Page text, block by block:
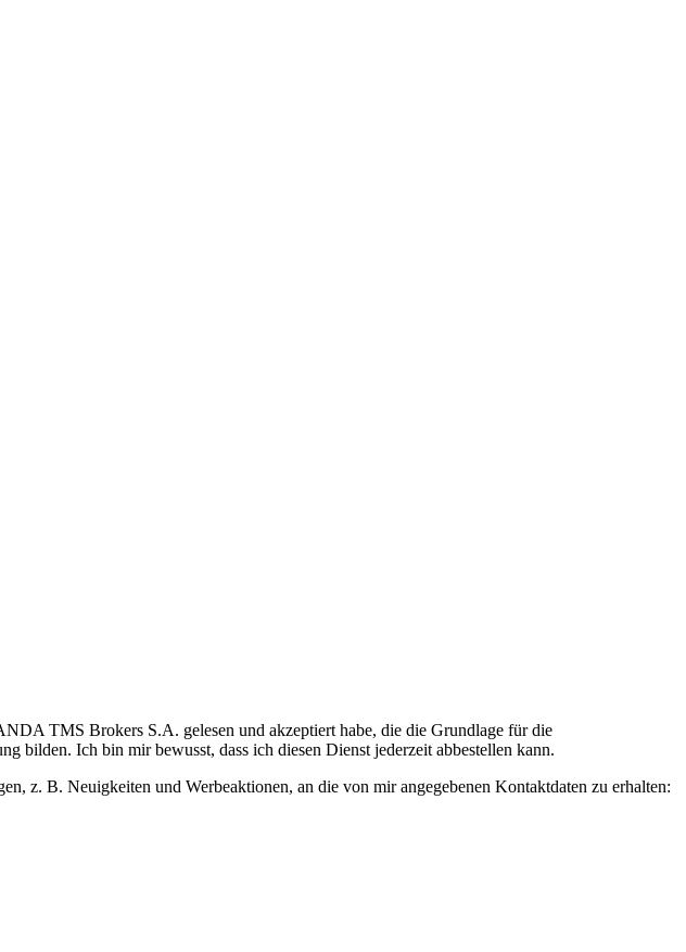
TMS Brokers S.A. gelesen und akzeptiert habe, die die Grundlage für die
bilden. Ich bin mir bewusst, dass ich diesen Dienst jederzeit abbestellen kann.
B. Neuigkeiten und Werbeaktionen, an die von mir angegebenen Kontaktdaten zu erhalten: